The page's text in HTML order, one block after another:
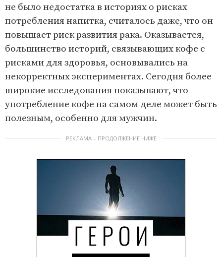
не было недостатка в историях о рисках
потребления напитка, считалось даже, что он
повышает риск развития рака. Оказывается,
большинство историй, связывающих кофе с
рисками для здоровья, основывались на
некорректных экспериментах. Сегодня более
широкие исследования показывают, что
употребление кофе на самом деле может быть
полезным, особенно для мужчин.
РЕКЛАМА – ПРОДОЛЖЕНИЕ НИЖЕ